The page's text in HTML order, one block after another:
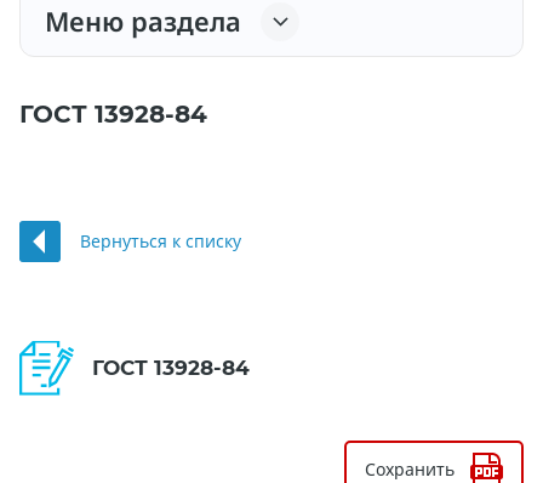
Меню раздела
ГОСТ 13928-84
Вернуться к списку
ГОСТ 13928-84
Сохранить